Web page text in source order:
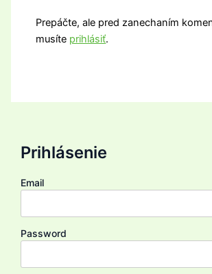
Prepáčte, ale pred zanechaním
musíte prihlásiť.
Prihlásenie
Email
Password